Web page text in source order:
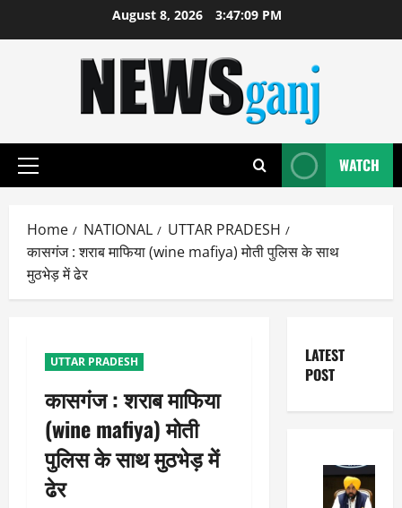
August 8, 2026 3:47:10 PM
Primary
WATCH
Home NATIONAL
UTTAR PRADESH
कासगंज : शराब माफिया (wine mafiya) मोती पुलिस के साथ
मुठभेड़ में ढेर
UTTAR PRADESH
कासगंज : शराब माफिया
(wine mafiya) मोती
पुलिस के साथ मुठभेड़ में
ढेर
LATEST
POST